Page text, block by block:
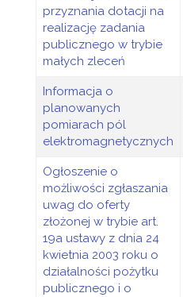
przyznania dotacji na
realizację zadania
publicznego w trybie
małych zleceń
Informacja o
planowanych
pomiarach pól
elektromagnetycznych
Ogłoszenie o
możliwości zgłaszania
uwag do oferty
złożonej w trybie art.
19a ustawy z dnia 24
kwietnia 2003 roku o
działalności pożytku
publicznego i o